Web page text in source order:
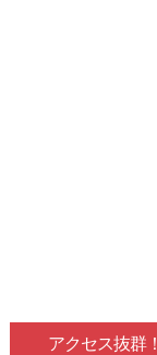
アクセス抜群